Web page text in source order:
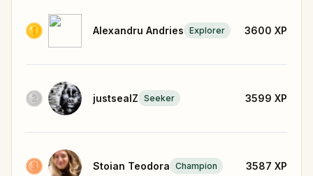
Alexandru Andries Explorer 3600 XP
justsealZ Seeker 3599 XP
Stoian Teodora Champion 3587 XP